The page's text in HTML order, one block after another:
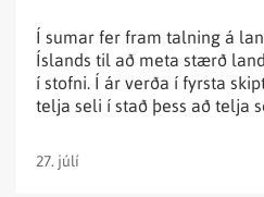
27. júlí
Í sumar fer fram talning á
Íslands til að meta stærð
í stofni. Í ár verða í fyrsta
telja seli í stað þess að telja